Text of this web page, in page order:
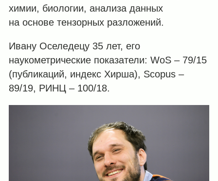
химии, биологии, анализа данных
на основе тензорных разложений.
Ивану Оселедецу 35 лет, его
наукометрические показатели: WoS – 79/15
(публикаций, индекс Хирша), Scopus –
89/19, РИНЦ – 100/18.